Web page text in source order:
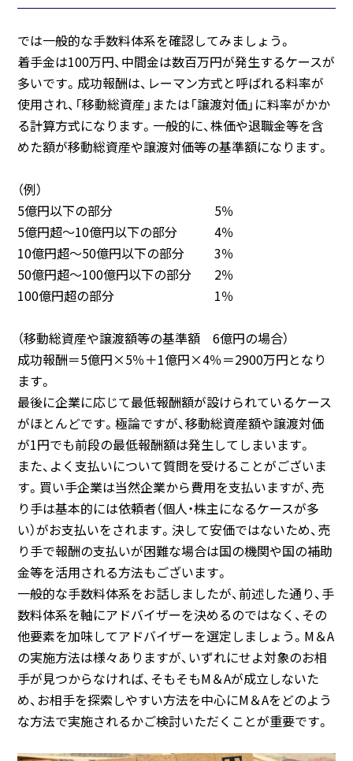
では一般的な手数料体系を確認してみましょう。
着手金は100万円、中間金は数百万円が発生するケースが
多いです。成功報酬は、レーマン方式と呼ばれる料率が
使用され、「移動総資産」または「譲渡対価」に料率がかか
る計算方式になります。一般的に、株価や退職金等を含
めた額が移動総資産や譲渡対価等の基準額になります。
（例）
5億円以下の部分
5％
5億円超～10億円以下の部分
4％
10億円超～50億円以下の部分
3％
50億円超～100億円以下の部分
2％
100億円超の部分
1％
（移動総資産や譲渡額等の基準額 6億円の場合）
成功報酬＝5億円×5％＋1億円×4％＝2900万円となり
ます。
最後に企業に応じて最低報酬額が設けられているケース
がほとんどです。極論ですが、移動総資産額や譲渡対価
が1円でも前段の最低報酬額は発生してしまいます。
また、よく支払いについて質問を受けることがございま
す。買い手企業は当然企業から費用を支払いますが、売
り手は基本的には依頼者（個人・株主になるケースが多
い）がお支払いをされます。決して安価ではないため、売
り手で報酬の支払いが困難な場合は国の機関や国の補助
金等を活用される方法もございます。
一般的な手数料体系をお話しましたが、前述した通り、手
数料体系を軸にアドバイザーを決めるのではなく、その
他要素を加味してアドバイザーを選定しましょう。M＆A
の実施方法は様々ありますが、いずれにせよ対象のお相
手が見つからなければ、そもそもM＆Aが成立しないた
め、お相手を探索しやすい方法を中心にM＆Aをどのよう
な方法で実施されるかご検討いただくことが重要です。